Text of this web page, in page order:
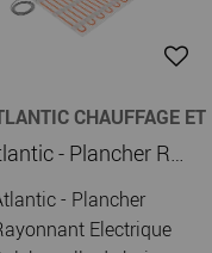
CHAUFFAGE ET
Atlantic - Plancher Rayonnant Electrique Soleka salle de bain 150W/m2 3m2 400W (120265)
- Plancher
Electrique